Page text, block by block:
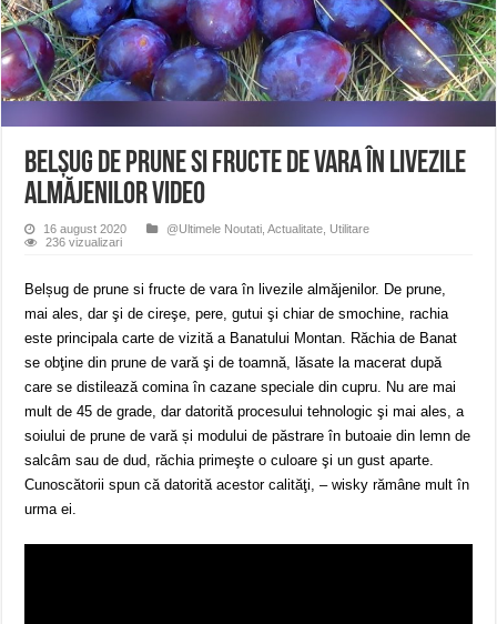
ANUNŢ OPRIRE APĂ în CARANSEBEȘ avarie
ANUNȚ OPRIRE APĂ în Reșița, cartier Țerova – avarie – 04.08.2026
Belșug de prune si fructe de vara în livezile
almăjenilor VIDEO
16 august 2020 @Ultimele Noutati ,Actualitate Utilitare
236 vizualizari
Belșug de prune si fructe de vara în livezile almăjenilor. De prune,
mai ales, dar şi de cireşe, pere, gutui şi chiar de smochine, rachia
este principala carte de vizită a Banatului Montan. Răchia de Banat
se obţine din prune de vară şi de toamnă, lăsate la macerat după
care se distilează comina în cazane speciale din cupru. Nu are mai
mult de 45 de grade, dar datorită procesului tehnologic şi mai ales, a
soiului de prune de vară și modului de păstrare în butoaie din lemn de
salcâm sau de dud, răchia primeşte o culoare şi un gust aparte.
Cunoscătorii spun că datorită acestor calităţi, – wisky rămâne mult în
urma ei.